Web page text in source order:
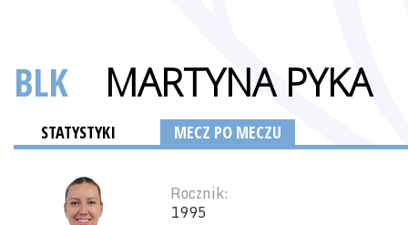
BLK MARTYNA PYKA
STATYSTYKI MECZ PO MECZU
Rocznik:
1995